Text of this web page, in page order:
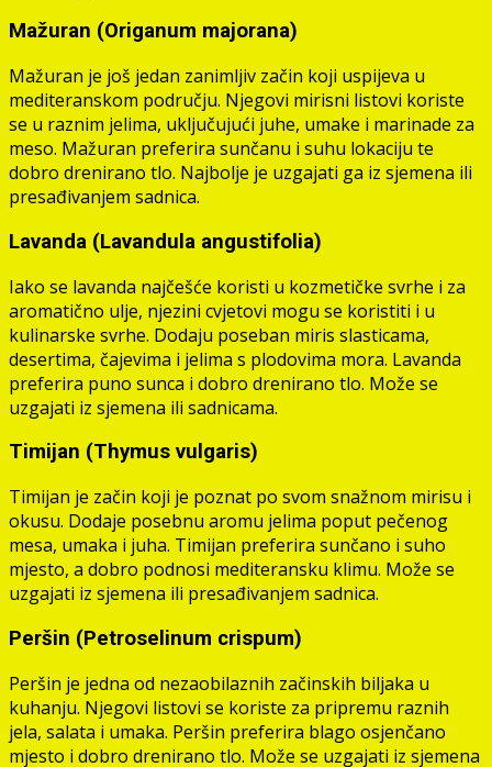
Mažuran (Origanum majorana)
Mažuran je još jedan zanimljiv začin koji uspijeva u
mediteranskom području. Njegovi mirisni listovi koriste
se u raznim jelima, uključujući juhe, umake i marinade za
meso. Mažuran preferira sunčanu i suhu lokaciju te
dobro drenirano tlo. Najbolje je uzgajati ga iz sjemena ili
presađivanjem sadnica.
Lavanda (Lavandula angustifolia)
Iako se lavanda najčešće koristi u kozmetičke svrhe i za
aromatično ulje, njezini cvjetovi mogu se koristiti i u
kulinarske svrhe. Dodaju poseban miris slasticama,
desertima, čajevima i jelima s plodovima mora. Lavanda
preferira puno sunca i dobro drenirano tlo. Može se
uzgajati iz sjemena ili sadnicama.
Timijan (Thymus vulgaris)
Timijan je začin koji je poznat po svom snažnom mirisu i
okusu. Dodaje posebnu aromu jelima poput pečenog
mesa, umaka i juha. Timijan preferira sunčano i suho
mjesto, a dobro podnosi mediteransku klimu. Može se
uzgajati iz sjemena ili presađivanjem sadnica.
Peršin (Petroselinum crispum)
Peršin je jedna od nezaobilaznih začinskih biljaka u
kuhanju. Njegovi listovi se koriste za pripremu raznih
jela, salata i umaka. Peršin preferira blago osjenčano
mjesto i dobro drenirano tlo. Može se uzgajati iz sjemena